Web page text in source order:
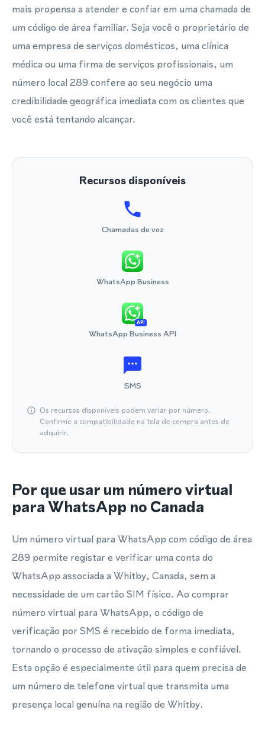
mais propensa a atender e confiar em uma chamada de
um código de área familiar. Seja você o proprietário de
uma empresa de serviços domésticos, uma clínica
médica ou uma firma de serviços profissionais, um
número local 289 confere ao seu negócio uma
credibilidade geográfica imediata com os clientes que
você está tentando alcançar.
Recursos disponíveis
Chamadas de voz
WhatsApp Business
API
WhatsApp Business API
SMS
Os recursos disponíveis podem variar por número.
Confirme a compatibilidade na tela de compra antes de
adquirir.
Por que usar um número virtual
para WhatsApp no Canada
Um número virtual para WhatsApp com código de área
289 permite registar e verificar uma conta do
WhatsApp associada a Whitby, Canada, sem a
necessidade de um cartão SIM físico. Ao comprar
número virtual para WhatsApp, o código de
verificação por SMS é recebido de forma imediata,
tornando o processo de ativação simples e confiável.
Esta opção é especialmente útil para quem precisa de
um número de telefone virtual que transmita uma
presença local genuína na região de Whitby.